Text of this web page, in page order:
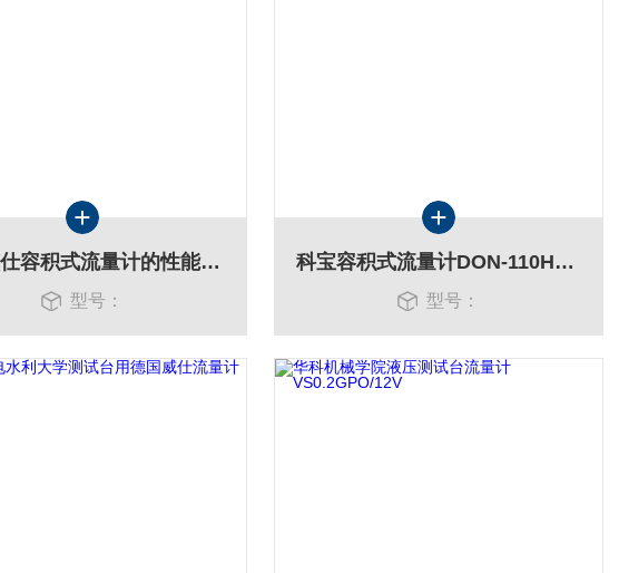
VSE威仕容积式流量计的性能选择
型号：
科宝容积式流量计DON-110HR21R0MY德国制造
型号：